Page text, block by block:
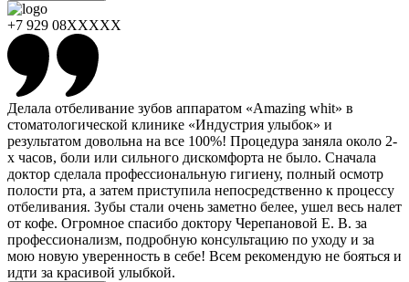
+7 929 08XXXXX
Делала отбеливание зубов аппаратом «Amazing whit» в
стоматологической клинике «Индустрия улыбок» и
результатом довольна на все 100%! Процедура заняла около 2-
х часов, боли или сильного дискомфорта не было. Сначала
доктор сделала профессиональную гигиену, полный осмотр
полости рта, а затем приступила непосредственно к процессу
отбеливания. Зубы стали очень заметно белее, ушел весь налет
от кофе. Огромное спасибо доктору Черепановой Е. В. за
профессионализм, подробную консультацию по уходу и за
мою новую уверенность в себе! Всем рекомендую не бояться и
идти за красивой улыбкой.